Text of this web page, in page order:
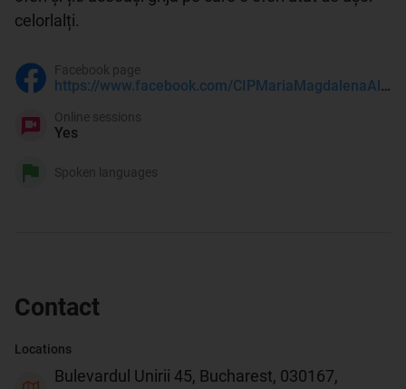
celorlalți.
https://www.facebook.com/CIPMariaMagdalenaAlbu
Facebook page
Yes
Online sessions
Spoken languages
Contact
Locations
Bulevardul Unirii 45, Bucharest, 030167,